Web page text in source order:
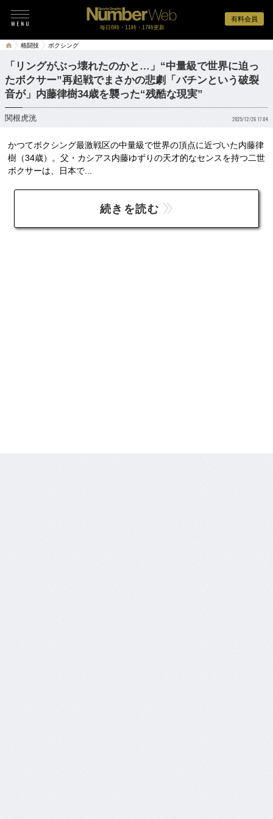
有料会員
毎日6時・11時・17時更新
格闘技 ボクシング
「リングがぶっ壊れたのかと…」“中量級で世界に迫っ
たボクサー”再起戦でまさかの悲劇「バチンという破裂
音が」内藤律樹34歳を襲った“残酷な現実”
関根虎洸 2025/12/26 17:04
かつてボクシング最激戦区の中量級で世界の頂点に近づいた内藤律
樹（34歳）。父・カシアス内藤ゆずりの天才的なセンスを持つ二世
ボクサーは、日本で...
続きを読む